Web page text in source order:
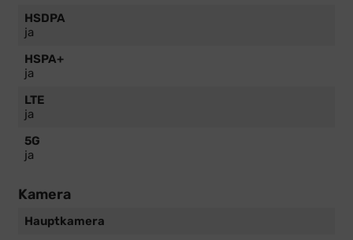
HSDPA
ja
HSPA+
ja
LTE
ja
5G
ja
Kamera
Hauptkamera